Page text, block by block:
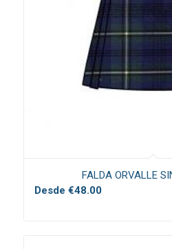
FALDA ORVALLE
Desde €48.00